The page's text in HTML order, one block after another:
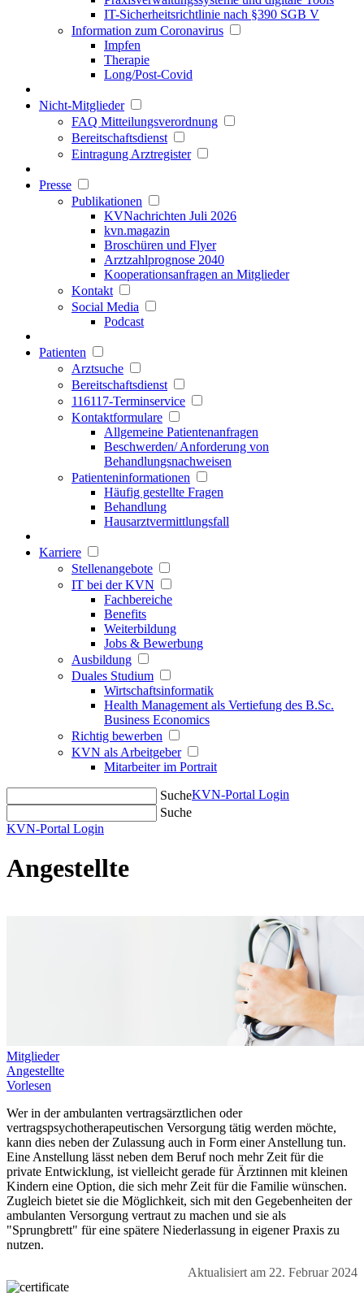
IT-Sicherheitsrichtlinie nach §390 SGB V
Information zum Coronavirus
Impfen
Therapie
Long/Post-Covid
Nicht-Mitglieder
FAQ Mitteilungsverordnung
Bereitschaftsdienst
Eintragung Arztregister
Presse
Publikationen
KVNachrichten Juli 2026
kvn.magazin
Broschüren und Flyer
Arztzahlprognose 2040
Kooperationsanfragen an Mitglieder
Kontakt
Social Media
Podcast
Patienten
Arztsuche
Bereitschaftsdienst
116117-Terminservice
Kontaktformulare
Allgemeine Patientenanfragen
Beschwerden/ Anforderung von
Behandlungsnachweisen
Patienteninformationen
Häufig gestellte Fragen
Behandlung
Hausarztvermittlungsfall
Karriere
Stellenangebote
IT bei der KVN
Fachbereiche
Benefits
Weiterbildung
Jobs & Bewerbung
Ausbildung
Duales Studium
Wirtschaftsinformatik
Health Management als Vertiefung des B.Sc.
Business Economics
Richtig bewerben
KVN als Arbeitgeber
Mitarbeiter im Portrait
SucheKVN-Portal Login
Suche
KVN-Portal Login
Angestellte
Mitglieder
Angestellte
Vorlesen
Wer in der ambulanten vertragsärztlichen oder
vertragspsychotherapeutischen Versorgung tätig werden möchte,
kann dies neben der Zulassung auch in Form einer Anstellung tun.
Eine Anstellung lässt neben dem Beruf noch mehr Zeit für die
private Entwicklung, ist vielleicht gerade für Ärztinnen mit kleinen
Kindern eine Option, die sich mehr Zeit für die Familie wünschen.
Zugleich bietet sie die Möglichkeit, sich mit den Gegebenheiten der
ambulanten Versorgung vertraut zu machen und sie als
"Sprungbrett" für eine spätere Niederlassung in eigener Praxis zu
nutzen.
Aktualisiert am 22. Februar 2024